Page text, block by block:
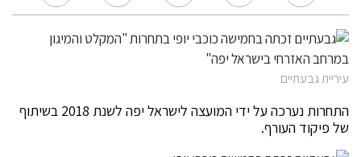
עיריית גבעתיים
התחרות נערכה על ידי המועצה לישראל יפה לשנת 2018 בשיתוף
של פיקוד העורף.